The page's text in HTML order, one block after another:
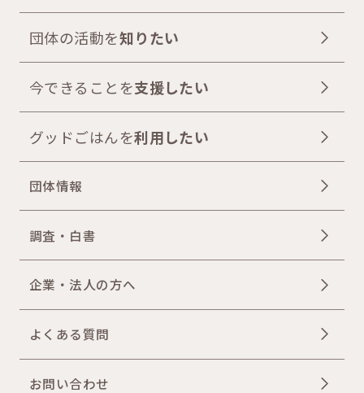
団体の活動を知りたい
今できることを支援したい
グッドごはんを利用したい
団体情報
調査・白書
企業・法人の方へ
よくある質問
お問い合わせ